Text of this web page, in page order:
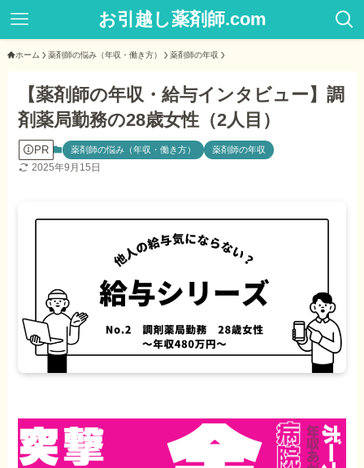
お引越し薬剤師.com
ホーム 薬剤師の悩み（年収・働き方） 薬剤師の年収
【薬剤師の年収・給与インタビュー】調
剤薬局勤務の28歳女性（2人目）
PR 薬剤師の悩み（年収・働き方） 薬剤師の年収
2025年9月15日